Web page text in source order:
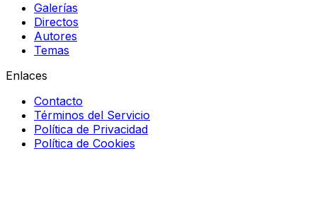
Galerías
Directos
Autores
Temas
Enlaces
Contacto
Términos del Servicio
Política de Privacidad
Política de Cookies